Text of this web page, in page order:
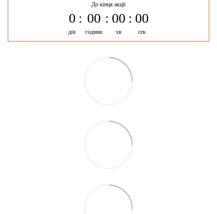
До кінця акції
0
дні
00
години
00
хв
00
сек